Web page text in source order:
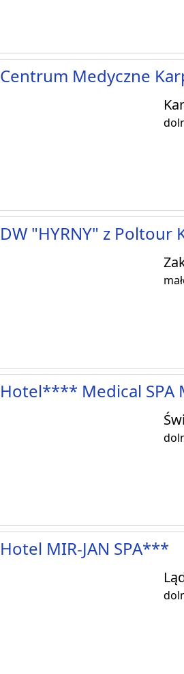
Centrum Medyczne
DW "HYRNY" z Poltour
Hotel**** Medical SPA
Hotel MIR-JAN SPA***